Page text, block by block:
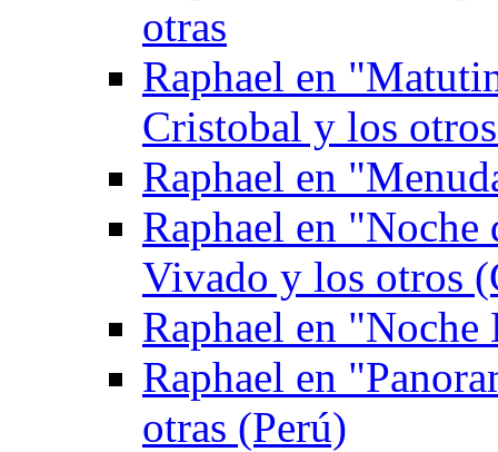
otras
Raphael en
Cristobal y los
Raphael en
Raphael en
Vivado y los otros
Raphael en "Noche
Raphael en
otras (Perú)